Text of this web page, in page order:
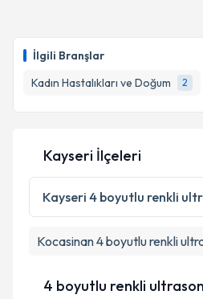
İlgili Branşlar
Kadın Hastalıkları ve Doğum
2
takvim hazırlandığında e-
Kişisel verilerimin
Metni
'ni okudum ve
kapsamda işlenmesini
Kayseri İlçeleri
Kayseri 4 boyutlu renkli
Kocasinan4 boyutlu renkli
4 boyutlu renkli